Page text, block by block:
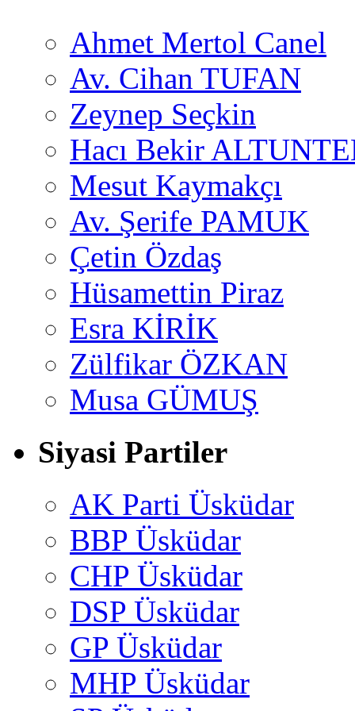
Ahmet Mertol Canel
Av. Cihan TUFAN
Zeynep Seçkin
Hacı Bekir
Mesut Kaymakçı
Av. Şerife PAMUK
Çetin Özdaş
Hüsamettin Piraz
Esra KİRİK
Zülfikar ÖZKAN
Musa GÜMUŞ
Siyasi Partiler
AK Parti Üsküdar
BBP Üsküdar
CHP Üsküdar
DSP Üsküdar
GP Üsküdar
MHP Üsküdar